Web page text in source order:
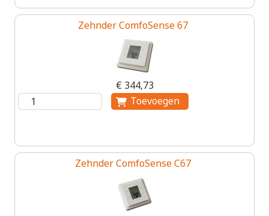
Zehnder ComfoSense 67
€ 344,73
Zehnder ComfoSense C67